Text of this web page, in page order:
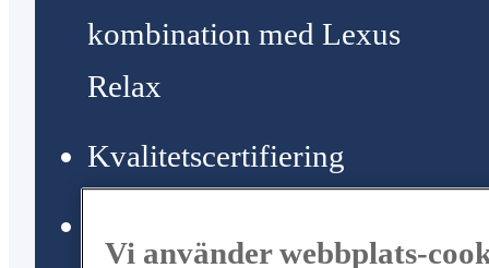
kombination med Lexus
Relax
Kvalitetscertifiering
Vi använder webbplats-